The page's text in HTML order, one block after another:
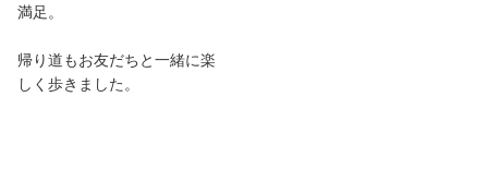
満足。
帰り道もお友だちと一緒に楽
しく歩きました。